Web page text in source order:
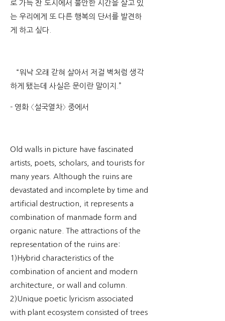
로 가득 찬 도시에서 불안한 시간을 살고 있
는 우리에게 또 다른 행복의 단서를 발견하
게 하고 싶다.
“워낙 오래 갇혀 살아서 저걸 벽처럼 생각
하게 됐는데 사실은 문이란 말이지.”
- 영화 〈설국열차〉 중에서
Old walls in picture have fascinated
artists, poets, scholars, and tourists for
many years. Although the ruins are
devastated and incomplete by time and
artificial destruction, it represents a
combination of manmade form and
organic nature. The attractions of the
representation of the ruins are:
1)Hybrid characteristics of the
combination of ancient and modern
architecture, or wall and column.
2)Unique poetic lyricism associated
with plant ecosystem consisted of trees